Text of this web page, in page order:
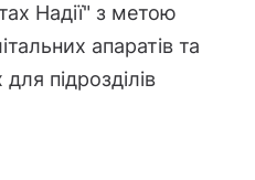
Надії" з метою
апаратів та
підрозділів